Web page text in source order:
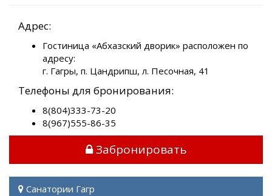
Адрес:
Гостиница «Абхазский дворик» расположен по
адресу:
г. Гагры, п. Цандрипш, л. Песочная, 41
Телефоны для бронирования:
8(804)333-73-20
8(967)555-86-35
Забронировать
Санатории Гагр